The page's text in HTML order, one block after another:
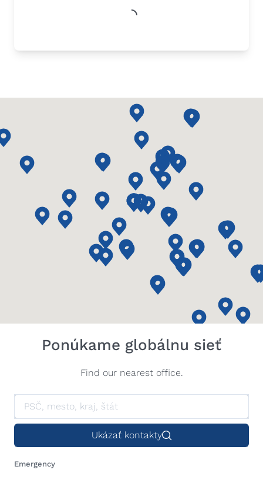
Ponúkame globálnu sieť
Find our nearest office.
Ukázať kontakty
Emergency